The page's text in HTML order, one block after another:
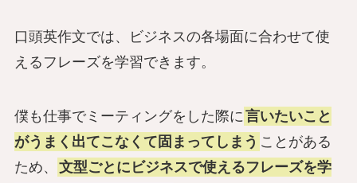
口頭英作文では、ビジネスの各場面に合わせて使
えるフレーズを学習できます。
僕も仕事でミーティングをした際に 言いたいこと
がうまく出てこなくて固まってしまう ことがある
ため、
文型ごとにビジネスで使えるフレーズを学